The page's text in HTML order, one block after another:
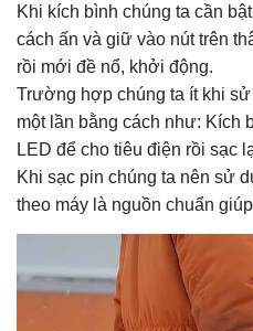
Khi kích bình chúng ta cần
cách ấn và giữ vào nút trên
rồi mới đề nổ, khởi động.
Trường hợp chúng ta ít khi
một lần bằng cách như: Kích
LED để cho tiêu điện rồi sạc
Khi sạc pin chúng ta nên sử
theo máy là nguồn chuẩn